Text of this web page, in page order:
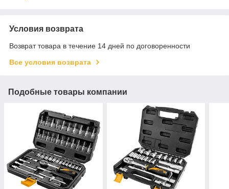
Условия возврата
Возврат товара в течение 14 дней по договоренности
Все условия возврата
Подобные товары компании